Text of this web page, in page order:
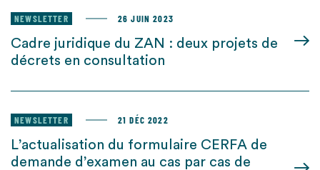
NEWSLETTER 26 JUIN 2023
Cadre juridique du ZAN : deux projets de
décrets en consultation
NEWSLETTER 21 DÉC 2022
L’actualisation du formulaire CERFA de
demande d’examen au cas par cas de